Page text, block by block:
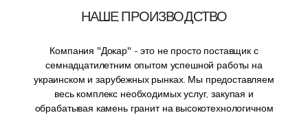
НАШЕ ПРОИЗВОДСТВО
Компания "Докар" - это не просто поставщик с
семнадцатилетним опытом успешной работы на
украинском и зарубежных рынках. Мы предоставляем
весь комплекс необходимых услуг, закупая и
обрабатывая камень гранит на высокотехнологичном